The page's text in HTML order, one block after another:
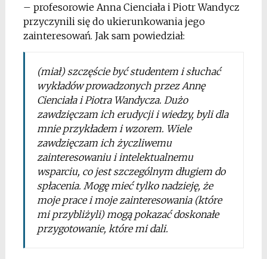
– profesorowie Anna Cienciała i Piotr Wandycz
przyczynili się do ukierunkowania jego
zainteresowań. Jak sam powiedział:
(miał) szczęście być studentem i słuchać
wykładów prowadzonych przez Annę
Cienciała i Piotra Wandycza. Dużo
zawdzięczam ich erudycji i wiedzy, byli dla
mnie przykładem i wzorem. Wiele
zawdzięczam ich życzliwemu
zainteresowaniu i intelektualnemu
wsparciu, co jest szczególnym długiem do
spłacenia. Mogę mieć tylko nadzieję, że
moje prace i moje zainteresowania (które
mi przybliżyli) mogą pokazać doskonałe
przygotowanie, które mi dali.